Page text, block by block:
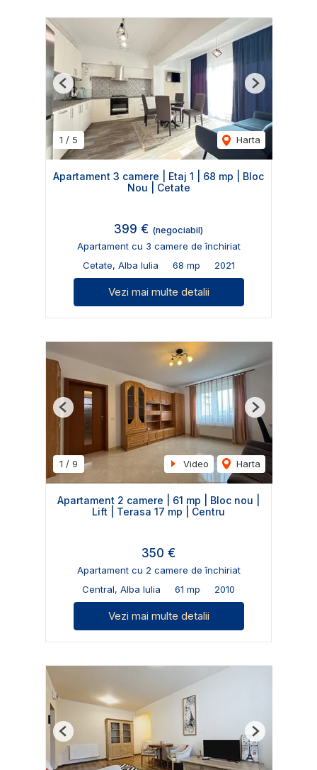
1 / 5 Harta
Previous Next
Apartament 3 camere | Etaj 1 | 68 mp | Bloc
Nou | Cetate
399 € (negociabil)
Apartament cu 3 camere de închiriat
Cetate, Alba Iulia
68 mp 2021
Vezi mai multe detalii
1 / 9 Video Harta
Previous Next
Apartament 2 camere | 61 mp | Bloc nou |
Lift | Terasa 17 mp | Centru
350 €
Apartament cu 2 camere de închiriat
Central, Alba Iulia
61 mp 2010
Vezi mai multe detalii
Previous Next